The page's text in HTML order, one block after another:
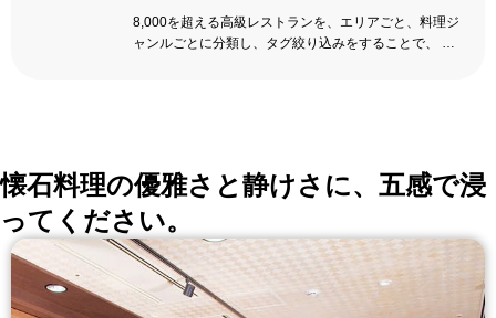
8,000を超える高級レストランを、エリアごと、料理ジ
ャンルごとに分類し、タグ絞り込みをすることで、 い
懐石料理の優雅さと静けさに、五感で浸
ってください。